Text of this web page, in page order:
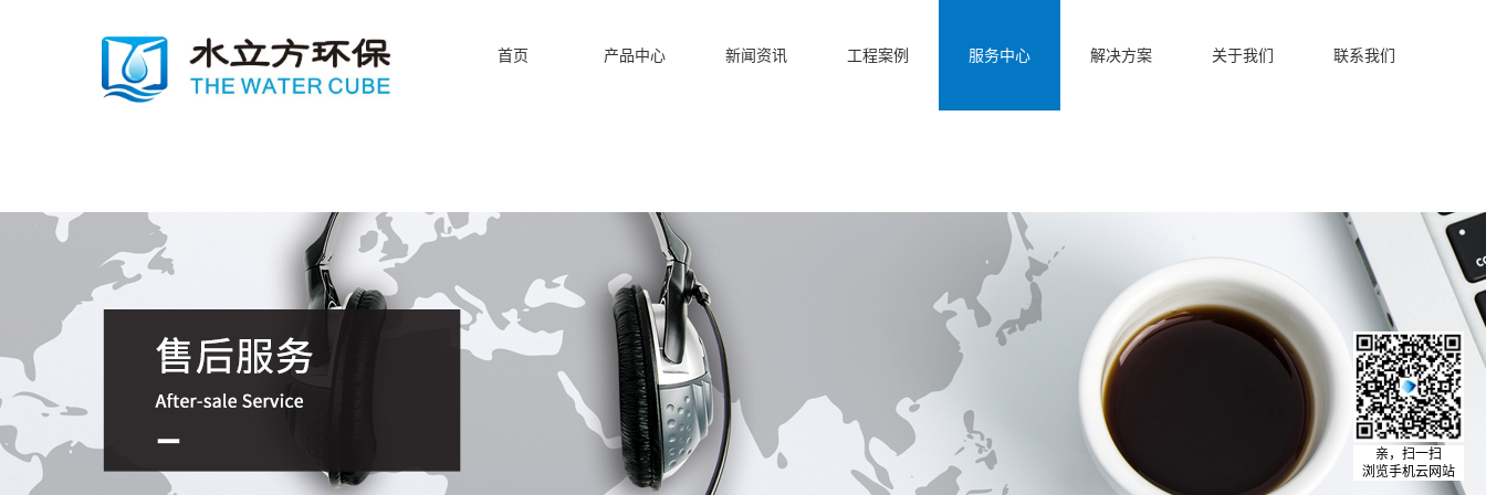
首页 产品中心 新闻资讯 工程案例 服务中心 解决方案 关于我们 联系我们
亲，扫一扫
浏览手机云网站